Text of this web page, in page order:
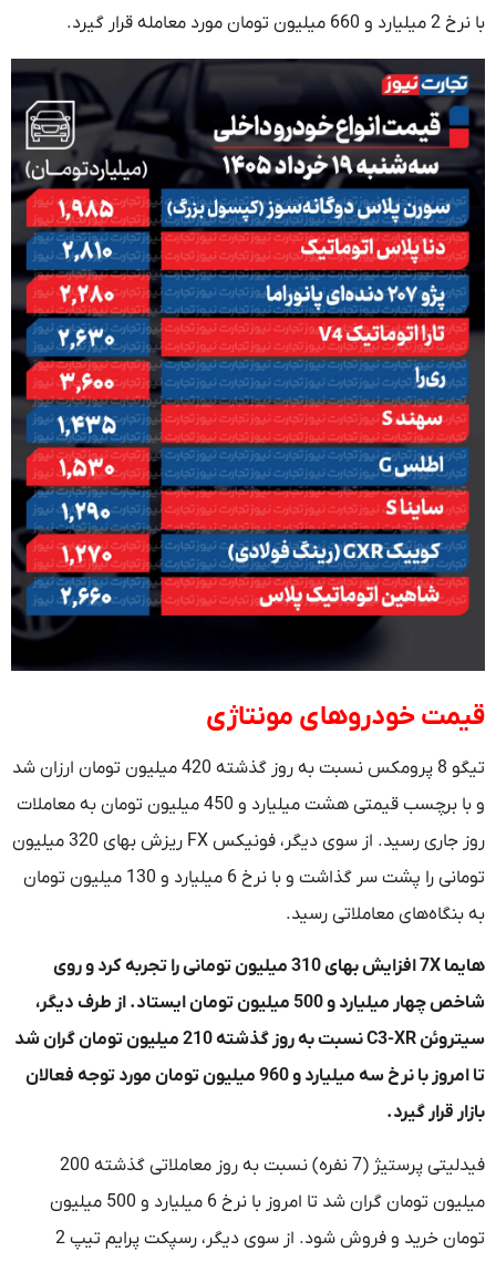
با نرخ 2 میلیارد و 660 میلیون تومان مورد معامله قرار گیرد.
قیمت خودروهای مونتاژی
تیگو 8 پرومکس نسبت به روز گذشته 420 میلیون تومان ارزان شد
و با برچسب قیمتی هشت میلیارد و 450 میلیون تومان به معاملات
روز جاری رسید. از سوی دیگر، فونیکس FX ریزش بهای 320 میلیون
تومانی را پشت سر گذاشت و با نرخ 6 میلیارد و 130 میلیون تومان
به بنگاه‌های معاملاتی رسید.
هایما 7X افزایش بهای 310 میلیون تومانی را تجربه کرد و روی
شاخص چهار میلیارد و 500 میلیون تومان ایستاد. از طرف دیگر،
سیتروئن C3-XR نسبت به روز گذشته 210 میلیون تومان گران شد
تا امروز با نرخ سه میلیارد و 960 میلیون تومان مورد توجه فعالان
بازار قرار گیرد.
فیدلیتی پرستیژ (7 نفره) نسبت به روز معاملاتی گذشته 200
میلیون تومان گران شد تا امروز با نرخ 6 میلیارد و 500 میلیون
تومان خرید و فروش شود. از سوی دیگر، رسپکت پرایم تیپ 2